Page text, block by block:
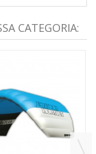
CATEGORIA: